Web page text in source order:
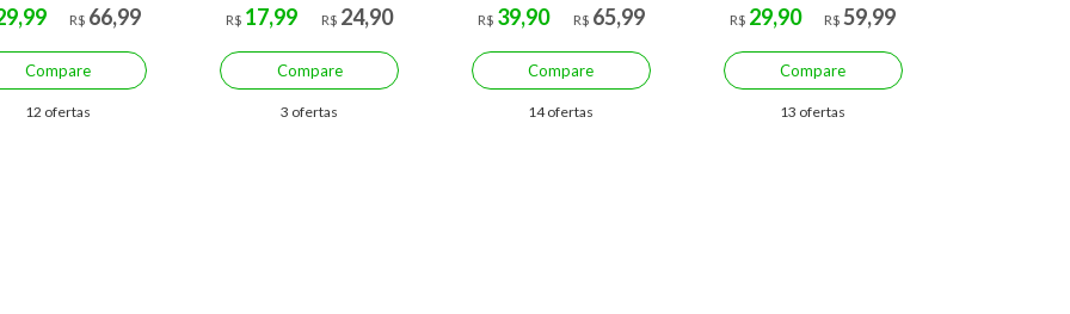
R$ 66,99
Compare
12 ofertas
R$ 17,99
R$ 24,90
Compare
3 ofertas
R$ 39,90
R$ 65,99
Compare
14 ofertas
R$ 29,90
R$59,99
Compare
13 ofertas